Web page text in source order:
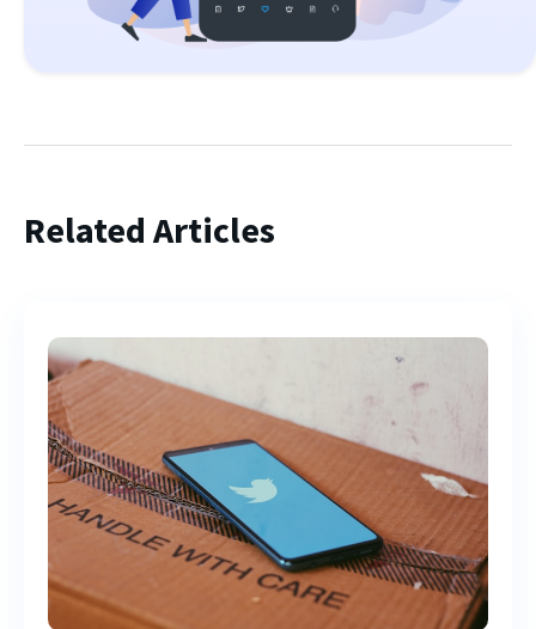
Related Articles